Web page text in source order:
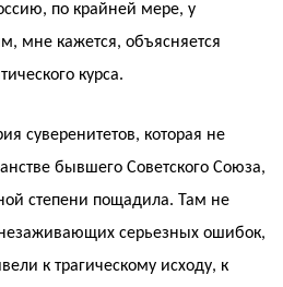
по крайней мере, у
мне кажется, объясняется
курса.
суверенитетов, которая не
бывшего Советского Союза,
степени пощадила. Там не
серьезных ошибок,
к трагическому исходу, к